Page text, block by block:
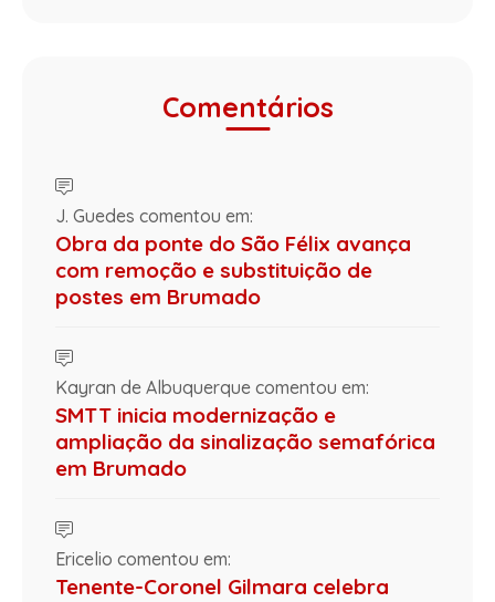
Comentários
J. Guedes comentou em:
Obra da ponte do São Félix avança
com remoção e substituição de
postes em Brumado
Kayran de Albuquerque comentou em:
SMTT inicia modernização e
ampliação da sinalização semafórica
em Brumado
Ericelio comentou em:
Tenente-Coronel Gilmara celebra